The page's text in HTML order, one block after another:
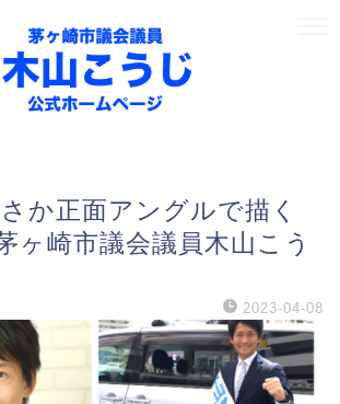
さか正面アングルで描く
崎市議会議員木山こう
2023-04-08